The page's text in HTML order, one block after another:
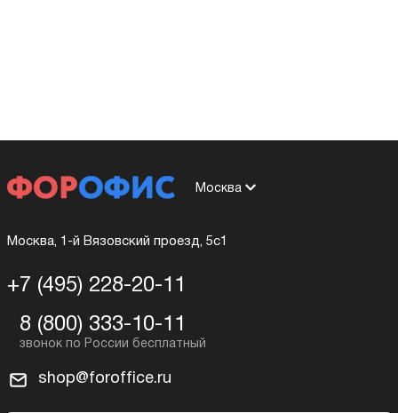
Москва
Москва, 1-й Вязовский проезд, 5с1
+7 (495) 228-20-11
8 (800) 333-10-11
shop@foroffice.ru